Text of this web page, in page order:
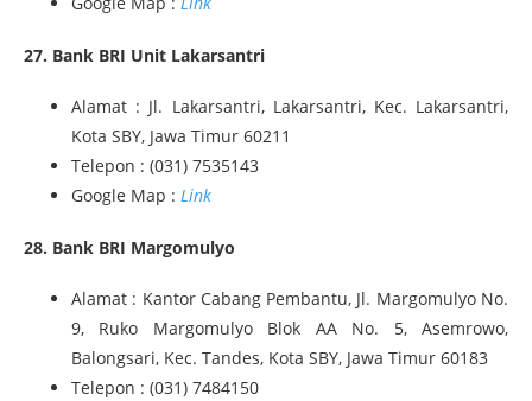
27. Bank BRI Unit Lakarsantri
Alamat : Jl. Lakarsantri, Lakarsantri, Kec. Lakarsantri,
Kota SBY, Jawa Timur 60211
Telepon : (031) 7535143
Google Map : Link
28. Bank BRI Margomulyo
Alamat : Kantor Cabang Pembantu, Jl. Margomulyo No.
9, Ruko Margomulyo Blok AA No. 5, Asemrowo,
Balongsari, Kec. Tandes, Kota SBY, Jawa Timur 60183
Telepon : (031) 7484150